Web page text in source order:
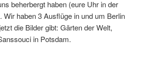
beherbergt haben (eure Uhr in der
Wir haben 3 Ausflüge in und um Berlin
die Bilder gibt: Gärten der Welt,
in Potsdam.